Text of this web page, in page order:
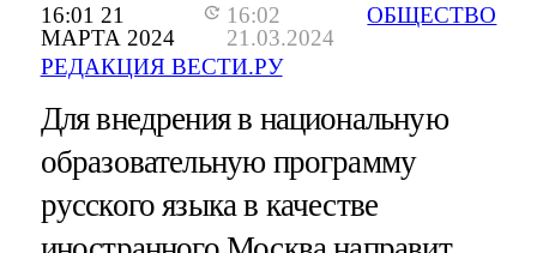
16:01 21
МАРТА 2024
16:02
21.03.2024
РЕДАКЦИЯ ВЕСТИ.РУ
ОБЩЕСТВО
Для внедрения в национальную
образовательную программу
русского языка в качестве